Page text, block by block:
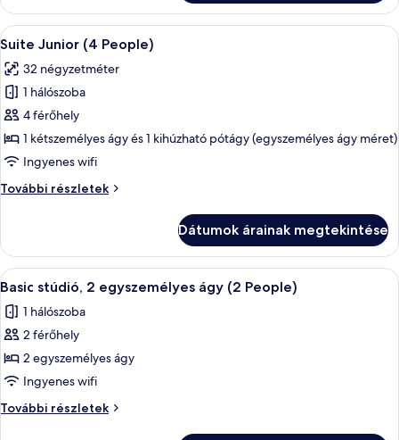
(2
People)
ágy
(2
People)
részletei
A
következő
szoba
összes
képének
megtekintése:
Suite
(4
Egy gondosan megterített ágy fehér
5
Suite Junior (4 People)
32 négyzetméter
1 hálószoba
4 férőhely
1 kétszemélyes ágy és 1 kihúzható pótágy (egyszemélyes ágy méret)
Ingyenes wifi
További részletek
Suite
további
részletei
Dátumok árainak megtekintése
A
következő
szoba
összes
képének
megtekintése:
Basic
stúdió,
Egy szállodai szoba, amelyben egy
5
Basic stúdió, 2 egyszemélyes ágy (2 People)
1 hálószoba
2 férőhely
2 egyszemélyes ágy
Ingyenes wifi
További részletek
Basic